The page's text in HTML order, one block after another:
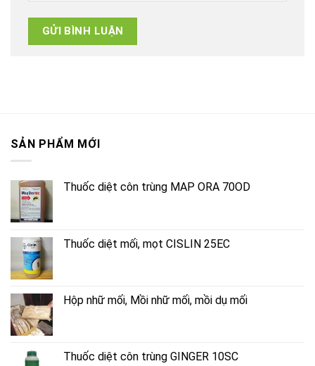
SẢN PHẨM MỚI
Thuốc diệt côn trùng MAP ORA 70OD
Thuốc diệt mối, mọt CISLIN 25EC
Hộp nhữ mối, Mồi nhữ mối, mồi dụ mối
Thuốc diệt côn trùng GINGER 10SC